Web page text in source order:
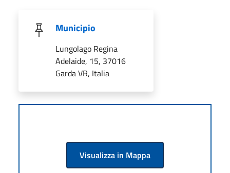
Municipio
Lungolago Regina
Adelaide, 15, 37016
Garda VR, Italia
Visualizza in Mappa